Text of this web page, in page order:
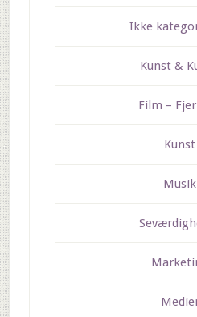
Ikke
Kunst &
Film –
Kunst
Musik